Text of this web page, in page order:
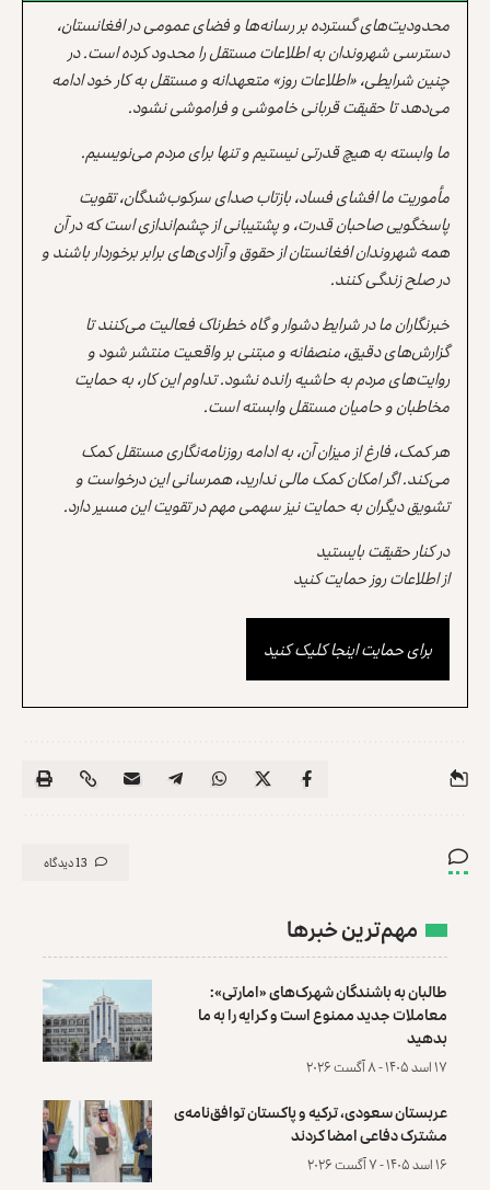
محدودیت‌های گسترده بر رسانه‌ها و فضای عمومی در افغانستان،
دسترسی شهروندان به اطلاعات مستقل را محدود کرده است. در
چنین شرایطی، «اطلاعات روز» متعهدانه و مستقل به کار خود ادامه
می‌دهد تا حقیقت قربانی خاموشی و فراموشی نشود.
ما وابسته به هیچ قدرتی نیستیم و تنها برای مردم می‌نویسیم.
مأموریت ما افشای فساد، بازتاب صدای سرکوب‌شدگان، تقویت
پاسخگویی صاحبان قدرت، و پشتیبانی از چشم‌اندازی است که در آن
همه شهروندان افغانستان از حقوق و آزادی‌های برابر برخوردار باشند و
در صلح زندگی کنند.
خبرنگاران ما در شرایط دشوار و گاه خطرناک فعالیت می‌کنند تا
گزارش‌های دقیق، منصفانه و مبتنی بر واقعیت منتشر شود و
روایت‌های مردم به حاشیه رانده نشود. تداوم این کار، به حمایت
مخاطبان و حامیان مستقل وابسته است.
هر کمک، فارغ از میزان آن، به ادامه روزنامه‌نگاری مستقل کمک
می‌کند. اگر امکان کمک مالی ندارید، همرسانی این درخواست و
تشویق دیگران به حمایت نیز سهمی مهم در تقویت این مسیر دارد.
در کنار حقیقت بایستید
از اطلاعات روز حمایت کنید
برای حمایت اینجا کلیک کنید
13 دیدگاه
مهم‌ترین خبرها
طالبان به باشندگان شهرک‌های «امارتی»:
معاملات جدید ممنوع است و کرایه را به ما
بدهید
۱۷ اسد ۱۴۰۵ - ۸ آگست ۲۰۲۶
عربستان سعودی، ترکیه و پاکستان توافق‌نامه‌ی
مشترک دفاعی امضا کردند
۱۶ اسد ۱۴۰۵ - ۷ آگست ۲۰۲۶